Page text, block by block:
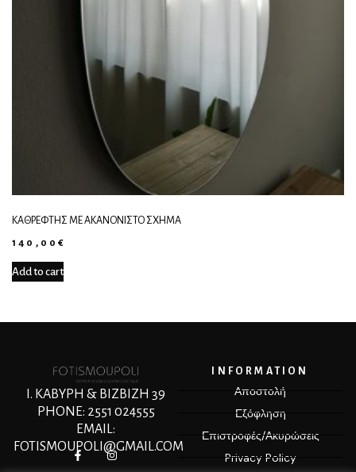
ΚΑΘΡΈΦΤΗΣ ΜΕ ΑΚΑΝΌΝΙΣΤΟ ΣΧΉΜΑ
140,00€
Add to cart
Ι. ΚΑΒΥΡΗ & ΒΙΖΒΙΖΗ 39
PHONE: 2551 024555
EMAIL:
FOTISMOUPOLI@GMAIL.COM
INFORMATION
Αποστολή
Εξόφληση
Επιστροφές/Ακυρώσεις
Privacy Policy